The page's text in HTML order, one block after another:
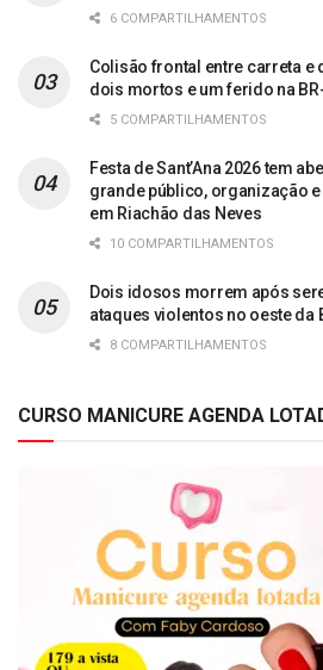
6 COMPARTILHAMENTOS
Colisão frontal entre carreta e
dois mortos e um ferido na
5 COMPARTILHAMENTOS
Festa de Sant’Ana 2026 tem
grande público, organização
em Riachão das Neves
10 COMPARTILHAMENTOS
Dois idosos morrem após
ataques violentos no oeste da
8 COMPARTILHAMENTOS
CURSO MANICURE AGENDA